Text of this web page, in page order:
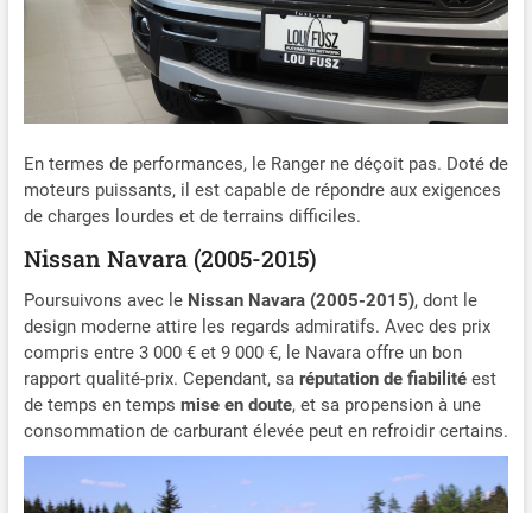
En termes de performances, le Ranger ne déçoit pas. Doté de
moteurs puissants, il est capable de répondre aux exigences
de charges lourdes et de terrains difficiles.
Nissan Navara (2005-2015)
Poursuivons avec le Nissan Navara (2005-2015), dont le
design moderne attire les regards admiratifs. Avec des prix
compris entre 3 000 € et 9 000 €, le Navara offre un bon
rapport qualité-prix. Cependant, sa réputation de fiabilitéest
de temps en temps mise en doute, et sa propension à une
consommation de carburant élevée peut en refroidir certains.